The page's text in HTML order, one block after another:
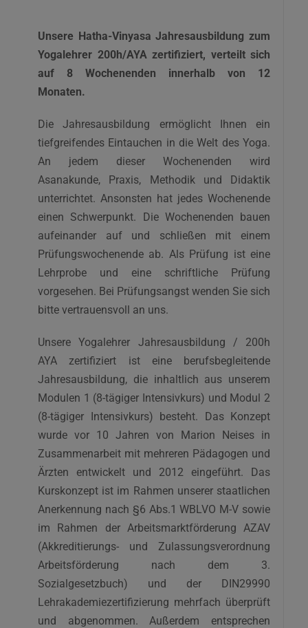
Unsere Hatha-Vinyasa Jahresausbildung zum
Yogalehrer 200h/AYA zertifiziert, verteilt sich
auf 8 Wochenenden innerhalb von 12
Monaten.
Die Jahresausbildung ermöglicht Ihnen ein
tiefgreifendes Eintauchen in die Welt des Yoga.
An jedem dieser Wochenenden wird
Asanakunde, Praxis, Methodik und Didaktik
unterrichtet. Ansonsten hat jedes Wochenende
einen Schwerpunkt. Die Wochenenden bauen
aufeinander auf und schließen mit einem
Prüfungswochenende ab. Als Prüfung ist eine
Lehrprobe und eine schriftliche Prüfung
vorgesehen. Bei Prüfungsangst wenden Sie sich
bitte vertrauensvoll an uns.
Unsere Yogalehrer Jahresausbildung / 200h
AYA zertifiziert ist eine berufsbegleitende
Jahresausbildung, die inhaltlich aus unserem
Modulen 1 (8-tägiger Intensivkurs) und Modul 2
(8-tägiger Intensivkurs) besteht. Das Konzept
wurde vor 10 Jahren von Marion Neises in
Zusammenarbeit mit mehreren Pädagogen und
Ärzten entwickelt und 2012 eingeführt. Das
Kurskonzept ist im Rahmen unserer staatlichen
Anerkennung nach §6 Abs.1 WBLVO M-V sowie
im Rahmen der Arbeitsmarktförderung AZAV
(Akkreditierungs- und Zulassungsverordnung
Arbeitsförderung nach dem 3.
Sozialgesetzbuch) und der DIN29990
Lehrakademiezertifizierung mehrfach überprüft
und abgenommen. Außerdem entsprechen